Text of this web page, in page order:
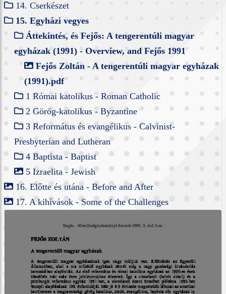
14. Cserkészet
15. Egyházi vegyes
Áttekintés, és Fejős: A tengerentúli magyar
egyházak (1991) - Overview, and Fejős 1991
Fejős Zoltán - A tengerentúli magyar egyházak
(1991).pdf
1 Római katolikus - Roman Catholic
2 Görög-katolikus - Byzantine
3 Református és evangélikus - Calvinist-
Presbyterian and Lutheran
4 Baptista - Baptist
5 Izraelita - Jewish
16. Előtte és utána - Before and After
17. A kihívások - Some of the Challenges